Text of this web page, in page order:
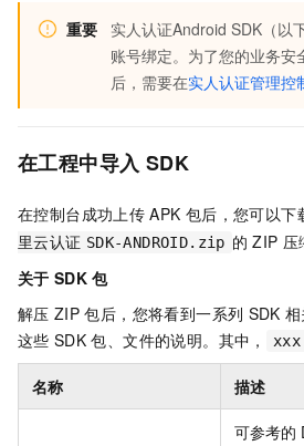
重要
实人认证Android SDK（以
账号绑定。为了您的业务安
后，需要在实人认证管理控
在工程中导入 SDK
在控制台成功上传 APK 包后，您可以下
里云认证 SDK-ANDROID.zip 的 ZIP 压
关于 SDK 包
解压 ZIP 包后，您将看到一系列 SDK
这些 SDK 包、文件的说明。其中， xxx
名称 描述
可参考的